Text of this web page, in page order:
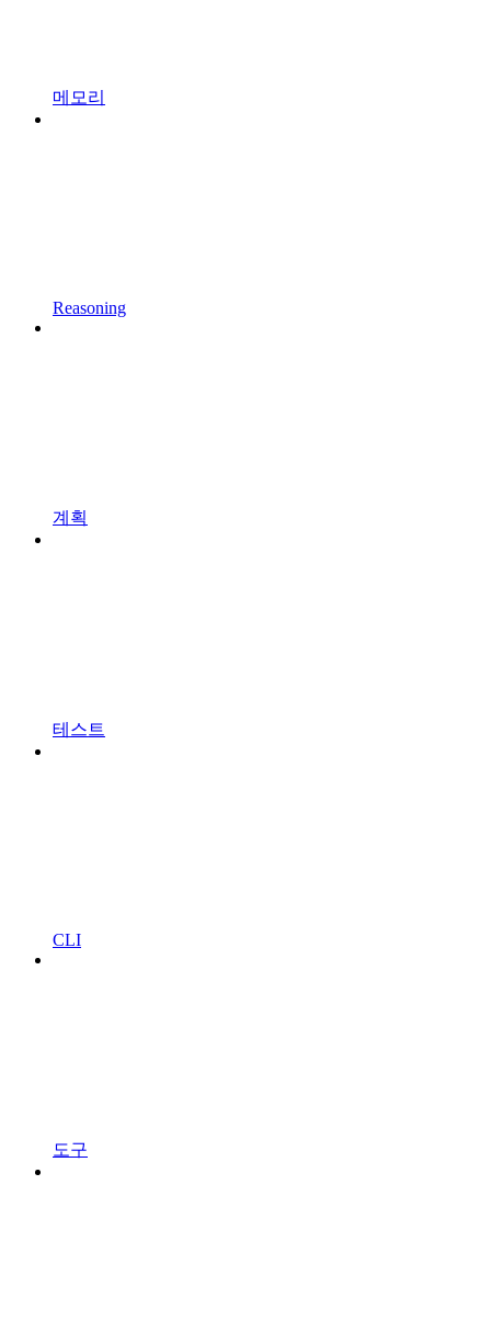
메모리
Reasoning
계획
테스트
CLI
도구